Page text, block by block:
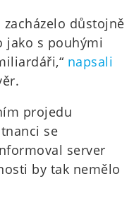
zacházelo důstojně
jako s pouhými
napsali
projedu
se
server
by tak nemělo